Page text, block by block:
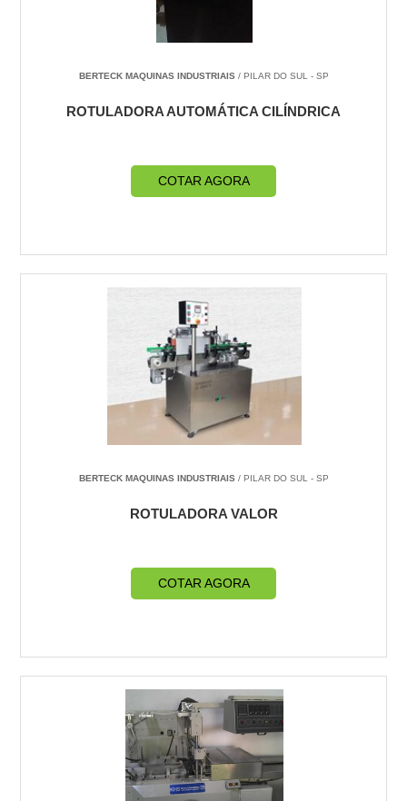
BERTECK MAQUINAS INDUSTRIAIS/ PILAR DO SUL - SP
ROTULADORA AUTOMÁTICA CILÍNDRICA
COTAR AGORA
BERTECK MAQUINAS INDUSTRIAIS/ PILAR DO SUL - SP
ROTULADORA VALOR
COTAR AGORA